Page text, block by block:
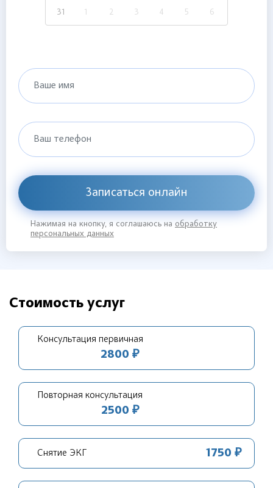
31 1 2 3 4 5 6
Ваше имя
Ваш телефон
Записаться онлайн
Нажимая на кнопку, я соглашаюсь на обработку
персональных данных
Стоимость услуг
Консультация первичная
2800 ₽
Повторная консультация
2500 ₽
Снятие ЭКГ 1750 ₽